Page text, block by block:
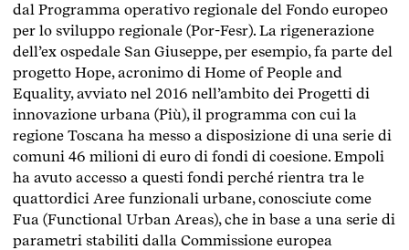
dal Programma operativo regionale del Fondo europeo
per lo sviluppo regionale (Por-Fesr). La rigenerazione
dell’ex ospedale San Giuseppe, per esempio, fa parte del
progetto Hope, acronimo di Home of People and
Equality, avviato nel 2016 nell’ambito dei Progetti di
innovazione urbana (Più), il programma con cui la
regione Toscana ha messo a disposizione di una serie di
comuni 46 milioni di euro di fondi di coesione. Empoli
ha avuto accesso a questi fondi perché rientra tra le
quattordici Aree funzionali urbane, conosciute come
Fua (Functional Urban Areas), che in base a una serie di
parametri stabiliti dalla Commissione europea